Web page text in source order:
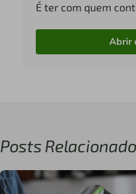
É ter com quem
Abrir
Posts